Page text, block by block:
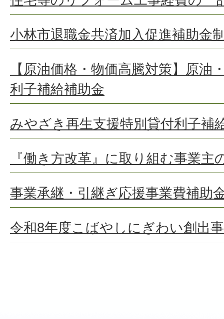
小林市退職金共済加入促進補助金
【原油価格・物価高騰対策】原油
利子補給補助金
みやざき再生支援特別貸付利子補
『働き方改革』に取り組む事業主
事業承継・引継ぎ応援事業費補助
令和8年度こばやしにぎわい創出